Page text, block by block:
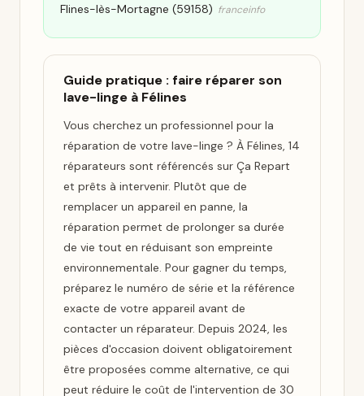
Flines-lès-Mortagne (59158) franceinfo
Guide pratique : faire réparer son
lave-linge à Félines
Vous cherchez un professionnel pour la
réparation de votre lave-linge ? À Félines, 14
réparateurs sont référencés sur Ça Repart
et prêts à intervenir. Plutôt que de
remplacer un appareil en panne, la
réparation permet de prolonger sa durée
de vie tout en réduisant son empreinte
environnementale. Pour gagner du temps,
préparez le numéro de série et la référence
exacte de votre appareil avant de
contacter un réparateur. Depuis 2024, les
pièces d'occasion doivent obligatoirement
être proposées comme alternative, ce qui
peut réduire le coût de l'intervention de 30